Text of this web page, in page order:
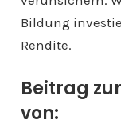
Bildung
Rendite.
Beitrag
von: